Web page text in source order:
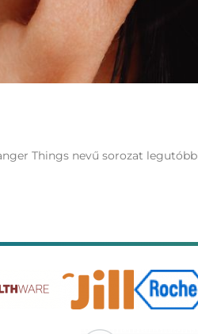
Things nevű sorozat